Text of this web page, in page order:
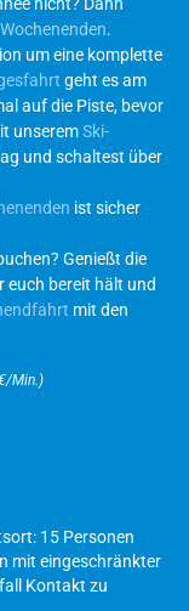
.
um eine komplette
geht es am
auf die Piste, bevor
unseremSki-
und schaltest über
ist sicher
Genießt die
euch bereit hält und
mit den
Min.)
15 Personen
mit eingeschränkter
Kontakt zu